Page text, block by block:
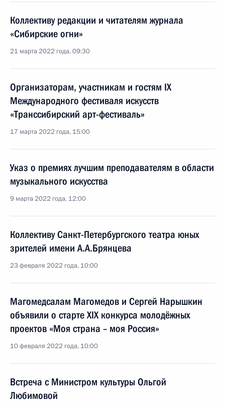
Коллективу редакции и читателям журнала
«Сибирские огни»
21 марта 2022 года, 09:30
Организаторам, участникам и гостям IX
Международного фестиваля искусств
«Транссибирский арт-фестиваль»
17 марта 2022 года, 15:00
Указ о премиях лучшим преподавателям в области
музыкального искусства
9 марта 2022 года, 12:00
Коллективу Санкт-Петербургского театра юных
зрителей имени А.А.Брянцева
23 февраля 2022 года, 10:00
Магомедсалам Магомедов и Сергей Нарышкин
объявили о старте XIX конкурса молодёжных
проектов «Моя страна – моя Россия»
10 февраля 2022 года, 10:00
Встреча с Министром культуры Ольгой
Любимовой